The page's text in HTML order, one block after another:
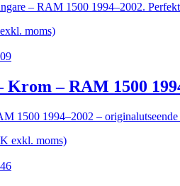
– RAM 1500 1994–2002.
exkl. moms)
– RAM 1500
1500 1994–2002 – originalutseende
exkl. moms)